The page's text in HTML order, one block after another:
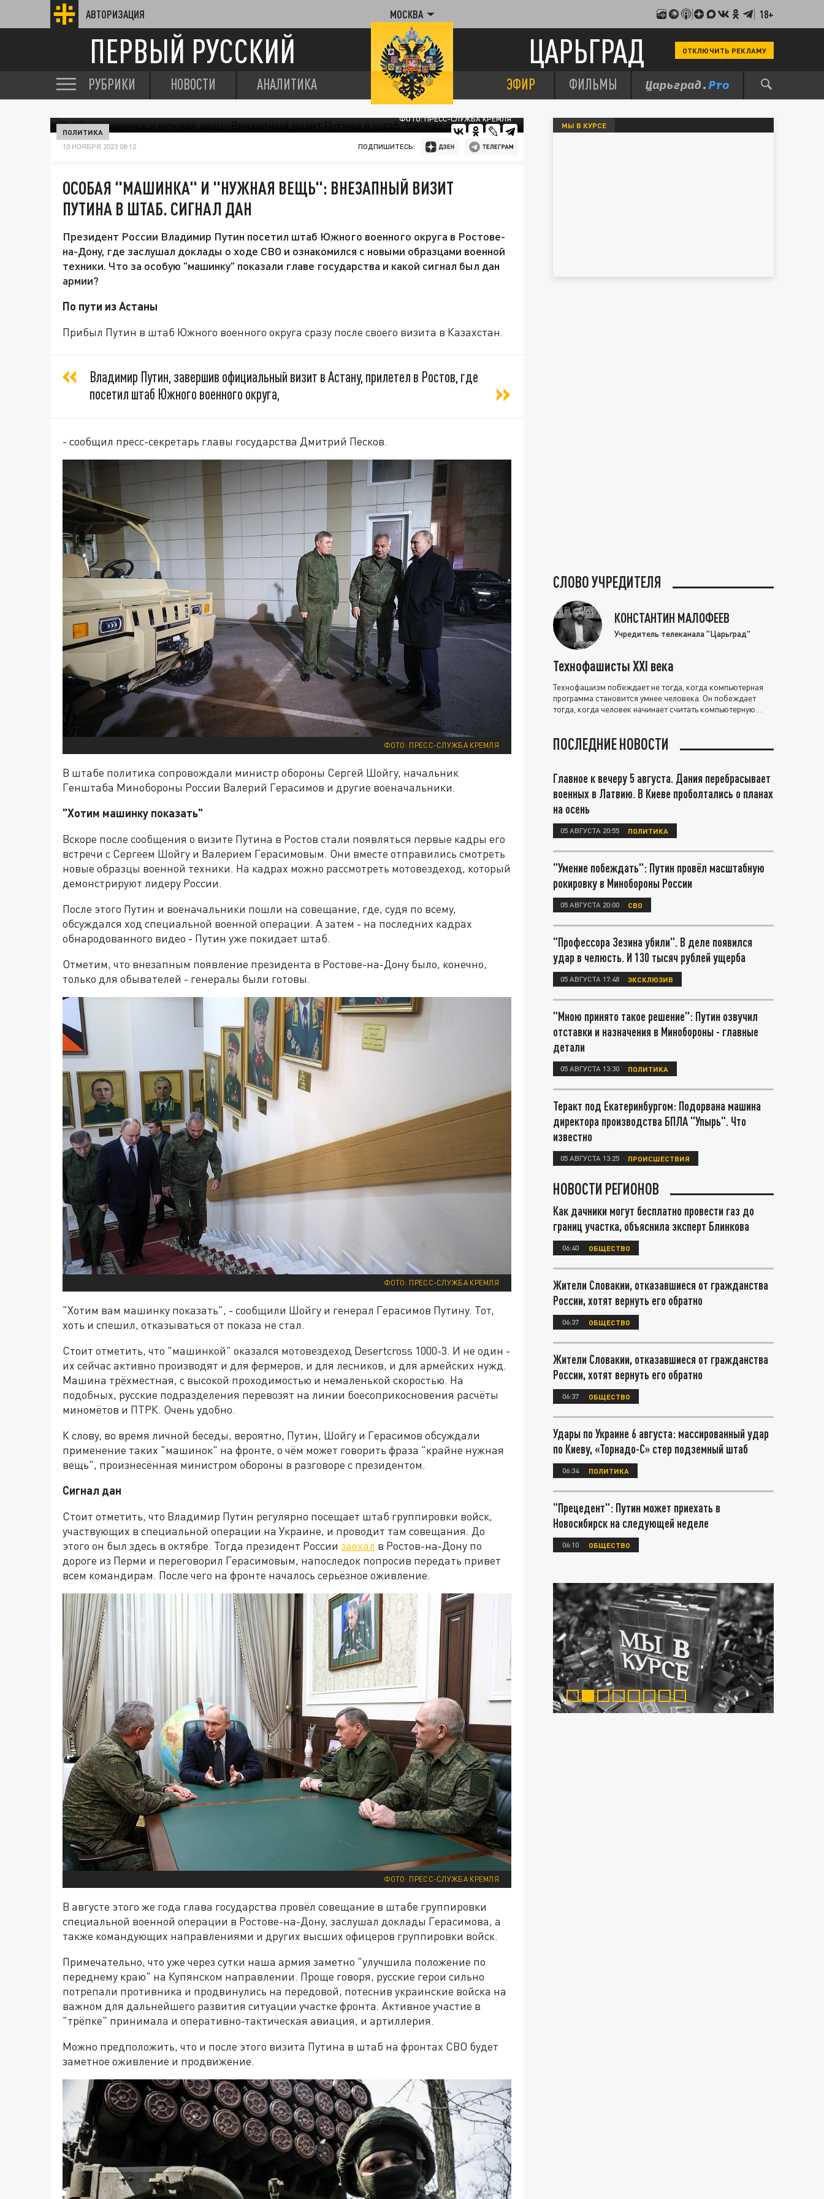
АВТОРИЗАЦИЯ МОСКВА 18+
ПЕРВЫЙ РУССКИЙ ЦАРЬГРАД ОТКЛЮЧИТЬ РЕКЛАМУ
РУБРИКИ НОВОСТИ АНАЛИТИКА ЭФИР ФИЛЬМЫ
ФОТО: ПРЕСС-СЛУЖБА КРЕМЛЯ
ПОЛИТИКА
10 НОЯБРЯ 2023 08:12 ПОДПИШИТЕСЬ:
ОСОБАЯ "МАШИНКА" И "НУЖНАЯ ВЕЩЬ": ВНЕЗАПНЫЙ ВИЗИТ
ПУТИНА В ШТАБ. СИГНАЛ ДАН
Президент России Владимир Путин посетил штаб Южного военного округа в Ростове-
на-Дону, где заслушал доклады о ходе СВО и ознакомился с новыми образцами военной
техники. Что за особую "машинку" показали главе государства и какой сигнал был дан
армии?
По пути из Астаны
Прибыл Путин в штаб Южного военного округа сразу после своего визита в Казахстан.
Владимир Путин, завершив официальный визит в Астану, прилетел в Ростов, где
посетил штаб Южного военного округа,
- сообщил пресс-секретарь главы государства Дмитрий Песков.
ФОТО: ПРЕСС-СЛУЖБА КРЕМЛЯ
В штабе политика сопровождали министр обороны Сергей Шойгу, начальник
Генштаба Минобороны России Валерий Герасимов и другие военачальники.
"Хотим машинку показать"
Вскоре после сообщения о визите Путина в Ростов стали появляться первые кадры его
встречи с Сергеем Шойгу и Валерием Герасимовым. Они вместе отправились смотреть
новые образцы военной техники. На кадрах можно рассмотреть мотовездеход, который
демонстрируют лидеру России.
После этого Путин и военачальники пошли на совещание, где, судя по всему,
обсуждался ход специальной военной операции. А затем - на последних кадрах
обнародованного видео - Путин уже покидает штаб.
Отметим, что внезапным появление президента в Ростове-на-Дону было, конечно,
только для обывателей - генералы были готовы.
ФОТО: ПРЕСС-СЛУЖБА КРЕМЛЯ
"Хотим вам машинку показать", - сообщили Шойгу и генерал Герасимов Путину. Тот,
хоть и спешил, отказываться от показа не стал.
Стоит отметить, что "машинкой" оказался мотовездеход Desertcross 1000-3. И не один -
их сейчас активно производят и для фермеров, и для лесников, и для армейских нужд.
Машина трёхместная, с высокой проходимостью и немаленькой скоростью. На
подобных, русские подразделения перевозят на линии боесоприкосновения расчёты
миномётов и ПТРК. Очень удобно.
К слову, во время личной беседы, вероятно, Путин, Шойгу и Герасимов обсуждали
применение таких "машинок" на фронте, о чём может говорить фраза "крайне нужная
вещь", произнесённая министром обороны в разговоре с президентом.
Сигнал дан
Стоит отметить, что Владимир Путин регулярно посещает штаб группировки войск,
участвующих в специальной операции на Украине, и проводит там совещания. До
этого он был здесь в октябре. Тогда президент России заехал в Ростов-на-Дону по
дороге из Перми и переговорил Герасимовым, напоследок попросив передать привет
всем командирам. После чего на фронте началось серьёзное оживление.
ФОТО: ПРЕСС-СЛУЖБА КРЕМЛЯ
В августе этого же года глава государства провёл совещание в штабе группировки
специальной военной операции в Ростове-на-Дону, заслушал доклады Герасимова, а
также командующих направлениями и других высших офицеров группировки войск.
Примечательно, что уже через сутки наша армия заметно "улучшила положение по
переднему краю" на Купянском направлении. Проще говоря, русские герои сильно
потрепали противника и продвинулись на передовой, потеснив украинские войска на
важном для дальнейшего развития ситуации участке фронта. Активное участие в
"трёпке" принимала и оперативно-тактическая авиация, и артиллерия.
Можно предположить, что и после этого визита Путина в штаб на фронтах СВО будет
заметное оживление и продвижение.
МЫ В КУРСЕ
СЛОВО УЧРЕДИТЕЛЯ
КОНСТАНТИН МАЛОФЕЕВ
Учредитель телеканала "Царьград"
Технофашисты XXI века
Технофашизм побеждает не тогда, когда компьютерная
программа становится умнее человека. Он побеждает
тогда, когда человек начинает считать компьютерную
ПОСЛЕДНИЕ НОВОСТИ
Главное к вечеру 5 августа. Дания перебрасывает
военных в Латвию. В Киеве проболтались о планах
на осень
05 АВГУСТА 20:55 ПОЛИТИКА
"Умение побеждать": Путин провёл масштабную
рокировку в Минобороны России
05 АВГУСТА 20:00 СВО
"Профессора Зезина убили". В деле появился
удар в челюсть. И 130 тысяч рублей ущерба
05 АВГУСТА 17:48 ЭКСКЛЮЗИВ
"Мною принято такое решение": Путин озвучил
отставки и назначения в Минобороны - главные
детали
05 АВГУСТА 13:30 ПОЛИТИКА
Теракт под Екатеринбургом: Подорвана машина
директора производства БПЛА "Упырь". Что
известно
05 АВГУСТА 13:25 ПРОИСШЕСТВИЯ
НОВОСТИ РЕГИОНОВ
Как дачники могут бесплатно провести газ до
границ участка, объяснила эксперт Блинкова
06:40 ОБЩЕСТВО
Жители Словакии, отказавшиеся от гражданства
России, хотят вернуть его обратно
06:37 ОБЩЕСТВО
Жители Словакии, отказавшиеся от гражданства
России, хотят вернуть его обратно
06:37 ОБЩЕСТВО
Удары по Украине 6 августа: массированный удар
по Киеву, «Торнадо-С» стер подземный штаб
06:34 ПОЛИТИКА
"Прецедент": Путин может приехать в
Новосибирск на следующей неделе
06:10 ОБЩЕСТВО